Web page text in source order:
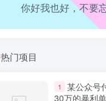
走路也有劲了！
你好我也好，不要
热门项目
1
某公众号
30万的暴利